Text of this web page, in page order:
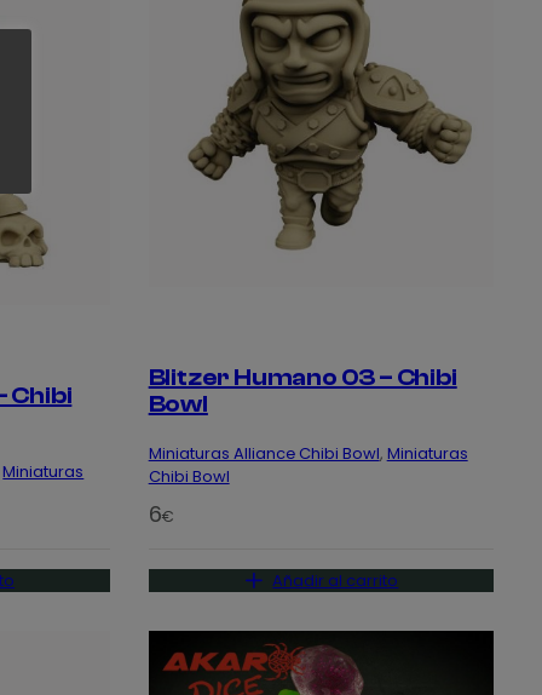
Chibi
Miniaturas
Blitzer Humano 03 – Chibi
Bowl
Miniaturas Alliance Chibi Bowl, Miniaturas
Chibi Bowl
6€
Añadir al carrito